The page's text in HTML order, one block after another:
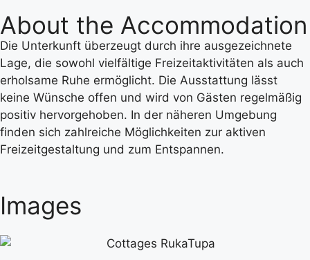
About the Accommodation
Die Unterkunft überzeugt durch ihre ausgezeichnete
Lage, die sowohl vielfältige Freizeitaktivitäten als auch
erholsame Ruhe ermöglicht. Die Ausstattung lässt
keine Wünsche offen und wird von Gästen regelmäßig
positiv hervorgehoben. In der näheren Umgebung
finden sich zahlreiche Möglichkeiten zur aktiven
Freizeitgestaltung und zum Entspannen.
Images